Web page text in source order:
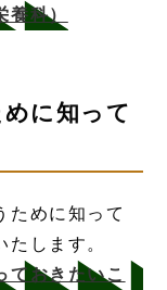
科）
に知って
ために知って
します。
ておきたいこ